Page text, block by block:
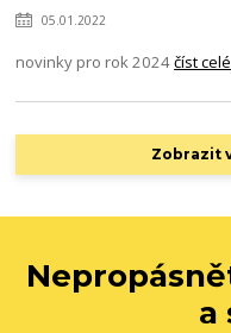
05.01.2022
novinky pro rok 2024číst celé
Zobrazit
a